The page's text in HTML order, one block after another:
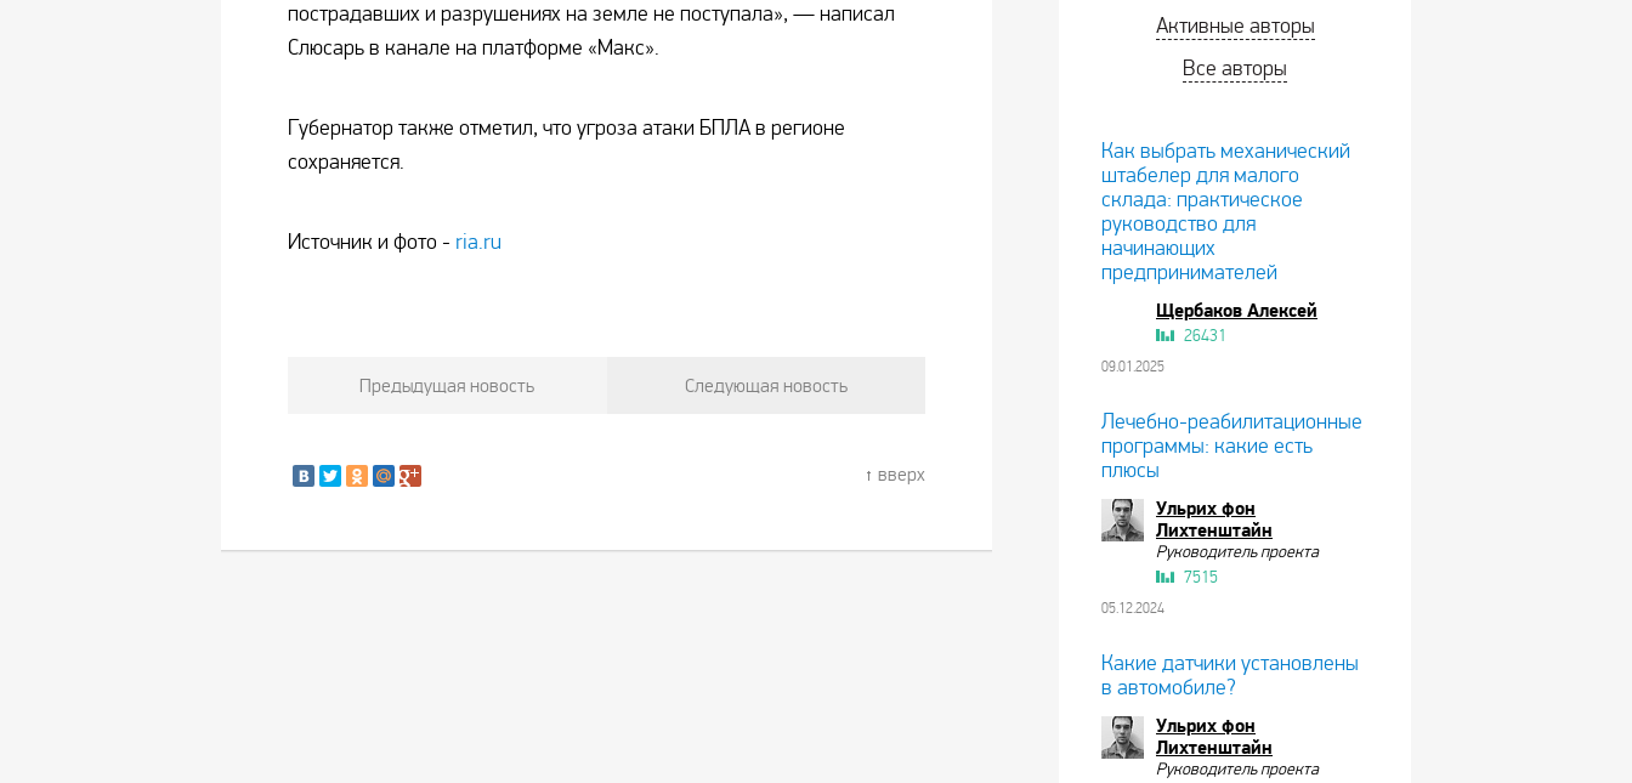
Активные авторы
Все авторы
Как выбрать механический
штабелер для малого
склада: практическое
руководство для
начинающих
предпринимателей
Щербаков Алексей
26431
09.01.2025
Лечебно-реабилитационные
программы: какие есть
плюсы
Ульрих фон
Лихтенштайн
Руководитель проекта
7515
05.12.2024
Какие датчики установлены
в автомобиле?
Ульрих фон
Лихтенштайн
Руководитель проекта
пострадавших и разрушениях на земле не поступала», — написал
Слюсарь в канале на платформе «Макс».
Губернатор также отметил, что угроза атаки БПЛА в регионе
сохраняется.
Источник и фото - ria.ru
Предыдущая новость Следующая новость
вверх